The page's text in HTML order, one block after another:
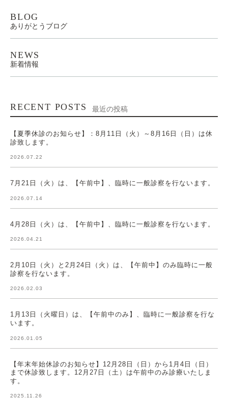
BLOG
ありがとうブログ
NEWS
新着情報
RECENT POSTS 最近の投稿
【夏季休診のお知らせ】：8月11日（火）～8月16日（日）は休
診致します。
2026.07.22
7月21日（火）は、【午前中】、臨時に一般診察を行ないます。
2026.07.14
4月28日（火）は、【午前中】、臨時に一般診察を行ないます。
2026.04.21
2月10日（火）と2月24日（火）は、【午前中】のみ臨時に一般
診察を行ないます。
2026.02.03
1月13日（火曜日）は、【午前中のみ】、臨時に一般診察を行な
います。
2026.01.05
【年末年始休診のお知らせ】12月28日（日）から1月4日（日）
まで休診致します。12月27日（土）は午前中のみ診療いたしま
す。
2025.11.26